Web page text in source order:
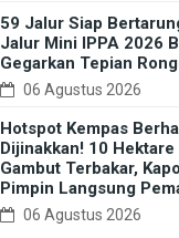
59 Jalur Siap
Jalur Mini IPPA 2026
Gegarkan Tepian
06 Agustus 2026
Hotspot Kempas
Dijinakkan! 10 Hektare
Gambut Terbakar,
Pimpin Langsung
06 Agustus 2026